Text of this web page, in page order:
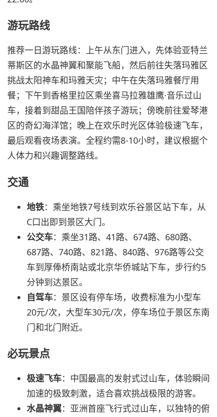
游玩路线
推荐一日游玩路线：上午从东门进入，先体验亚特兰
蒂斯区的水晶神翼和聚能飞船，然后前往失落玛雅区
挑战太阳神车和玛雅天灾；中午在失落玛雅餐厅用
餐；下午到香格里拉区乘坐喜马拉雅雄鹰·音乐过山
车，接着到甜品王国陪伴孩子游玩；傍晚前往爱琴港
区的奇幻海洋馆；晚上在欢乐时光区体验极速飞车，
最后观看夜场表演。全程约需8-10小时，建议根据个
人体力和兴趣调整路线。
交通
地铁：乘坐地铁7号线到欢乐谷景区站下车，从
C口出即到景区大门。
公交车：乘坐31路、41路、674路、680路、
687路、740路、821路、840路、976路等公交
车到厚俸桥南站或北京华侨城站下车，步行约5
分钟到达景区。
自驾车：景区设有停车场，收费标准为小型车
20元/次，大型车30元/次，停车场位于景区东南
门和北门附近。
必玩景点
极速飞车：中国最高的发射式过山车，体验瞬间
加速的极致刺激，适合喜欢挑战极限的游客。
水晶神翼：亚洲首座飞行式过山车，以独特的俯